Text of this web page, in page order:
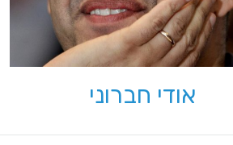
אודי חברוני